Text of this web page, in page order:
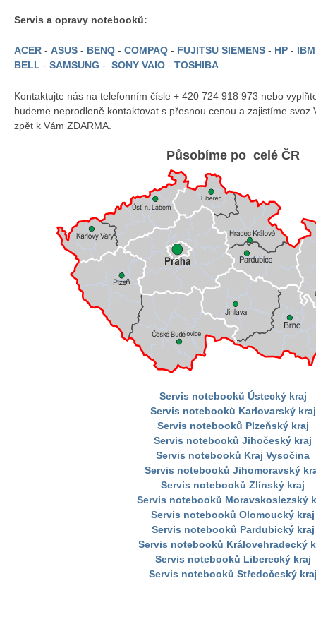
Servis a opravy notebooků:
ACER - ASUS - BENQ - COMPAQ - FUJITSU SIEMENS - HP -
BELL - SAMSUNG - SONY VAIO - TOSHIBA
Kontaktujte nás na telefonním čísle + 420 724 918 973 nebo
budeme neprodleně kontaktovat s přesnou cenou a zajistíme svoz
zpět k Vám ZDARMA.
Působíme po celé ČR
Servis notebooků Ústecký kraj
Servis notebooků Karlovarský kraj
Servis notebooků Plzeňský kraj
Servis notebooků Jihočeský kraj
Servis notebooků Kraj Vysočina
Servis notebooků Jihomoravský
Servis notebooků Zlínský kraj
Servis notebooků Moravskoslezský
Servis notebooků Olomoucký kraj
Servis notebooků Pardubický kraj
Servis notebooků Královehradecký
Servis notebooků Liberecký kraj
Servis notebooků Středočeský